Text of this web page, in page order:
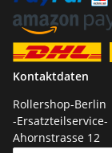
Kontaktdaten
Rollershop-Berlin
-Ersatzteilservice-
Ahornstrasse 12